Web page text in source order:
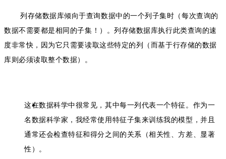
列存储数据库倾向于查询数据中的一个列子集时（每次查询的
数据不需要都是相同的子集！）。列存储数据库执行此类查询的速
度非常快，因为它只需要读取这些特定的列（而基于行存储的数据
库则必须读取整个数据）。
这在数据科学中很常见，其中每一列代表一个特征。作为一
名数据科学家，我经常使用特征子集来训练我的模型，并且
通常还会检查特征和得分之间的关系（相关性、方差、显著
性）。